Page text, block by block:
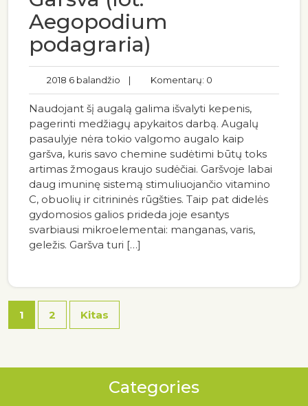
Aegopodium
podagraria)
2018 6 balandžio | Komentarų: 0
Naudojant šį augalą galima išvalyti kepenis,
pagerinti medžiagų apykaitos darbą. Augalų
pasaulyje nėra tokio valgomo augalo kaip
garšva, kuris savo chemine sudėtimi būtų toks
artimas žmogaus kraujo sudėčiai. Garšvoje labai
daug imuninę sistemą stimuliuojančio vitamino
C, obuolių ir citrininės rūgšties. Taip pat didelės
gydomosios galios prideda joje esantys
svarbiausi mikroelementai: manganas, varis,
geležis. Garšva turi […]
1 2 Kitas
Categories